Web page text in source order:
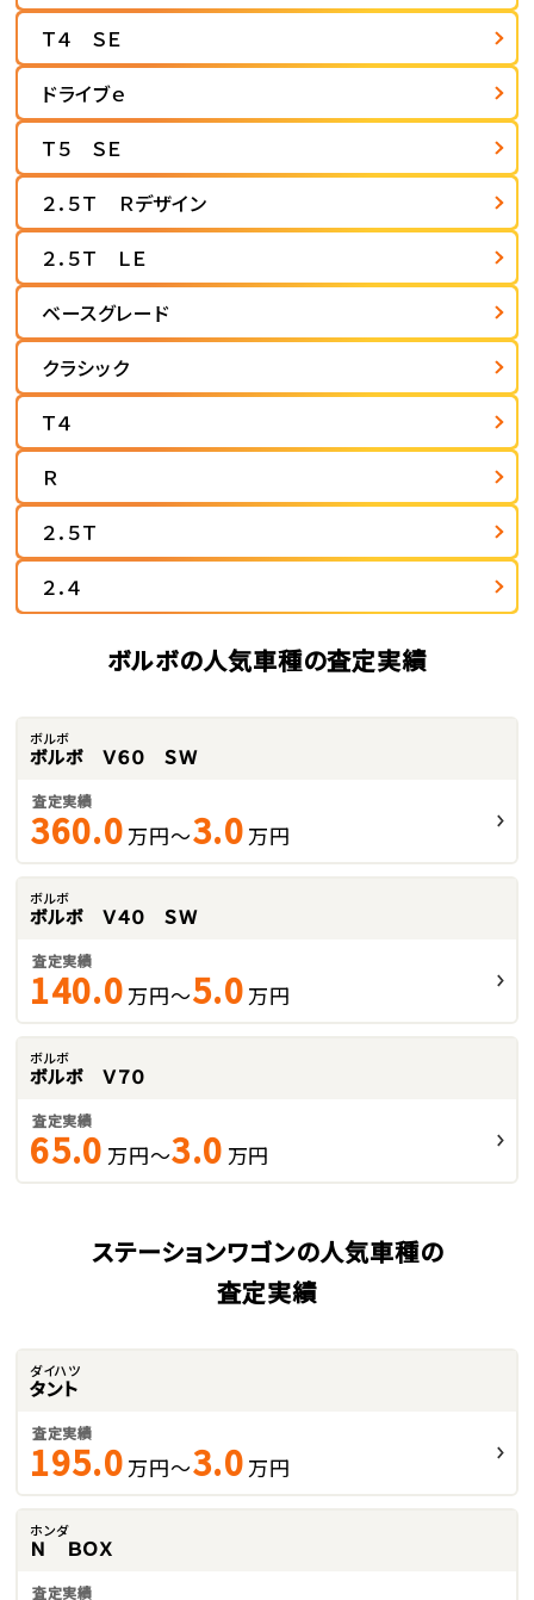
Ｔ４ ＳＥ
ドライブｅ
Ｔ５ ＳＥ
２．５Ｔ Ｒデザイン
２．５Ｔ ＬＥ
ベースグレード
クラシック
Ｔ４
Ｒ
２．５Ｔ
２．４
ボルボの人気車種の査定実績
ボルボ
ボルボ Ｖ６０ ＳＷ
査定実績
360.0 万円～3.0 万円
ボルボ
ボルボ Ｖ４０ ＳＷ
査定実績
140.0 万円～5.0 万円
ボルボ
ボルボ Ｖ７０
査定実績
65.0 万円～3.0 万円
ステーションワゴンの人気車種の
査定実績
ダイハツ
タント
査定実績
195.0 万円～3.0 万円
ホンダ
Ｎ ＢＯＸ
査定実績